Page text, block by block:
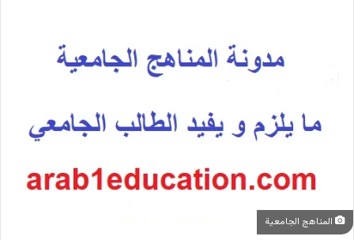
المناهج الجامعية